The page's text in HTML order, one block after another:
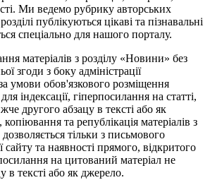
Ми ведемо рубрику авторських
публікуються цікаві та пізнавальні
спеціально для нашого порталу.
матеріалів з розділу «Новини» без
згоди з боку адміністрації
умови обов'язкового розміщення
індексації, гіперпосилання на статті,
другого абзацу в тексті або як
та републікація матеріалів з
дозволяється тільки з письмового
сайту та наявності прямого, відкритого
на цитований матеріал не
в тексті або як джерело.